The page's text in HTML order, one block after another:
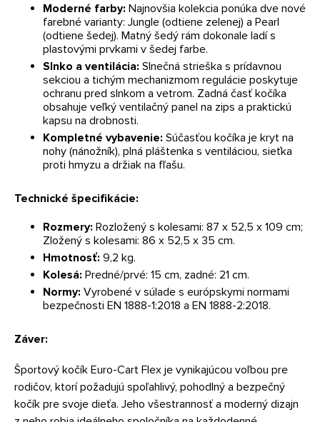
Moderné farby: Najnovšia kolekcia ponúka dve nové
farebné varianty: Jungle (odtiene zelenej) a Pearl
(odtiene šedej). Matný šedý rám dokonale ladí s
plastovými prvkami v šedej farbe.
Slnko a ventilácia: Slnečná strieška s prídavnou
sekciou a tichým mechanizmom regulácie poskytuje
ochranu pred slnkom a vetrom. Zadná časť kočíka
obsahuje veľký ventilačný panel na zips a praktickú
kapsu na drobnosti.
Kompletné vybavenie: Súčasťou kočíka je kryt na
nohy (nánožník), plná pláštenka s ventiláciou, sieťka
proti hmyzu a držiak na fľašu.
Technické špecifikácie:
Rozmery: Rozložený s kolesami: 87 x 52,5 x 109 cm;
Zložený s kolesami: 86 x 52,5 x 35 cm.
Hmotnosť: 9,2 kg.
Kolesá: Predné/prvé: 15 cm, zadné: 21 cm.
Normy: Vyrobené v súlade s európskymi normami
bezpečnosti EN 1888-1:2018 a EN 1888-2:2018.
Záver:
Športový kočík Euro-Cart Flex je vynikajúcou voľbou pre
rodičov, ktorí požadujú spoľahlivý, pohodlný a bezpečný
kočík pre svoje dieťa. Jeho všestrannosť a moderný dizajn